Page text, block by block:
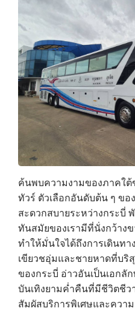
ค้นพบความงามของภาคใต้
ทัวร์ ตัวเลือกอันดับต้น ๆ ข
สะดวกสบายระหว่างกระบี่
ทันสมัยของเรามีที่นั่งกว้าง
ทำให้มั่นใจได้ถึงการเดินท
เขียวชอุ่มและชายหาดที่บริ
ของกระบี่ อ่าวอันเป็นเอก
บันเทิงยามค่ำคืนที่มีชีวิตชีว
สัมผัสบริการพิเศษและควา